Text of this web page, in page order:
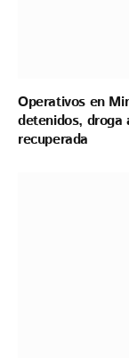
Operativos en
detenidos, droga
recuperada